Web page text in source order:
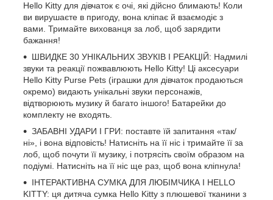
Hello Kitty для дівчаток є очі, які дійсно блимають! Коли
ви вирушаєте в пригоду, вона кліпає й взаємодіє з
вами. Тримайте вихованця за лоб, щоб зарядити
бажання!
ШВИДКЕ 30 УНІКАЛЬНИХ ЗВУКІВ І РЕАКЦІЙ: Надмилі
звуки та реакції пожвавлюють Hello Kitty! Ці аксесуари
Hello Kitty Purse Pets (іграшки для дівчаток продаються
окремо) видають унікальні звуки персонажів,
відтворюють музику й багато іншого! Батарейки до
комплекту не входять.
ЗАБАВНІ УДАРИ І ГРИ: поставте їй запитання «так/
ні», і вона відповість! Натисніть на її ніс і тримайте її за
лоб, щоб почути її музику, і потрясіть своїм образом на
подіумі. Натисніть на її ніс ще раз, щоб вона кліпнула!
ІНТЕРАКТИВНА СУМКА ДЛЯ ЛЮБІМЧИКА І HELLO
KITTY: ця дитяча сумка Hello Kitty з плюшевої тканини з